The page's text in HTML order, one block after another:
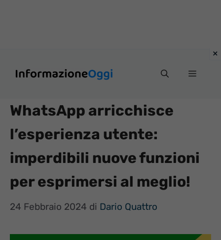
Menu
WhatsApp arricchisce
l’esperienza utente:
imperdibili nuove funzioni
per esprimersi al meglio!
24 Febbraio 2024 di Dario Quattro